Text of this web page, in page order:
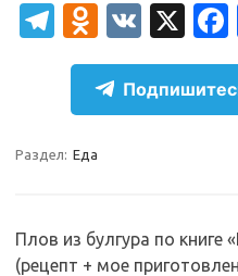
T
el
gr
a
O
d
n
o
sn
ik
V
K
X
Раздел: Еда
Плов из булгура по книге
(рецепт + мое